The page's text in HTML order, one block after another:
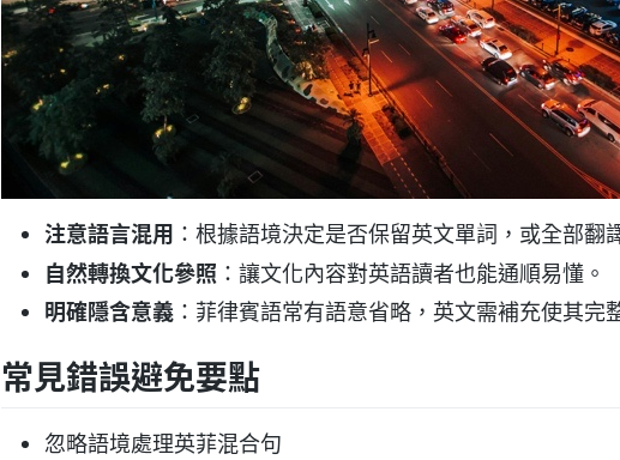
注意語言混用 ：根據語境決定是否保留英文單詞，或全部翻
自然轉換文化參照 ：讓文化內容對英語讀者也能通順易懂。
明確隱含意義 ：菲律賓語常有語意省略，英文需補充使其完
常見錯誤避免要點
忽略語境處理英菲混合句